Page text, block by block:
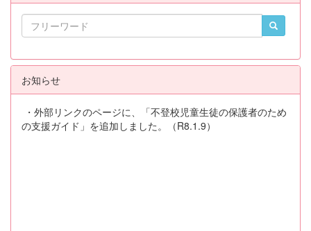
お知らせ
・外部リンクのページに、「不登校児童生徒の保護者のため
の支援ガイド」を追加しました。（R8.1.9）